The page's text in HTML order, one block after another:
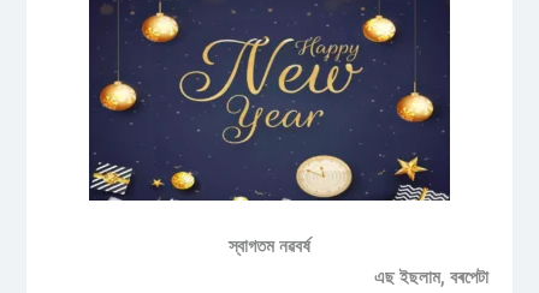
স্বাগতম নৱবৰ্ষ
এছ ইছলাম, বৰপেটা